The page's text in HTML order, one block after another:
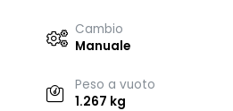
Cambio
Manuale
Peso a vuoto
1.267 kg